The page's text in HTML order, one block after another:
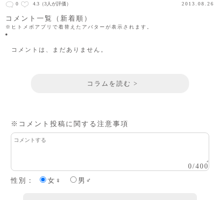
0 4.3 （3人が評価） 2013.08.26
コメント一覧（新着順）
※ヒトメボアプリで着替えたアバターが表示されます。
コメントは、まだありません。
コラムを読む >
※コメント投稿に関する注意事項
0/400
性別：
女♀ 男♂